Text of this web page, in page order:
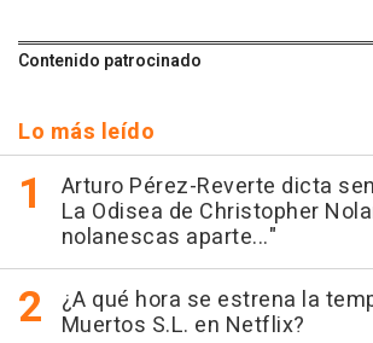
Contenido patrocinado
Lo más leído
Arturo Pérez-Reverte dicta
La Odisea de Christopher
nolanescas aparte..."
¿A qué hora se estrena la
Muertos S.L. en Netflix?